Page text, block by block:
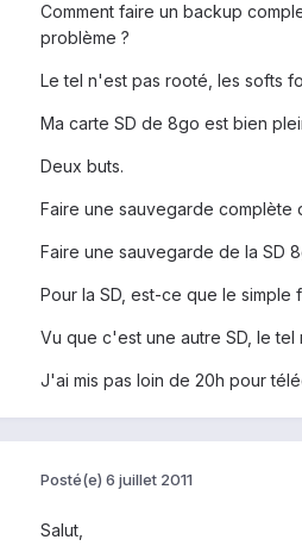
Comment faire un backup
problème ?
Le tel n'est pas rooté, les softs
Ma carte SD de 8go est bien
Deux buts.
Faire une sauvegarde complète
Faire une sauvegarde de la SD
Pour la SD, est-ce que le
Vu que c'est une autre SD, le
J'ai mis pas loin de 20h pour
Posté(e) 6 juillet 2011
Salut,